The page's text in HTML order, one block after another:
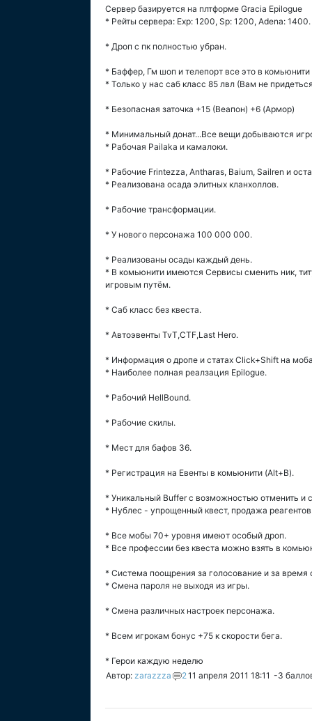
Сервер базируется на плтформе Gracia Epilogue
* Рейты сервера: Exp: 1200, Sp: 1200, Adena: 1400.
* Дроп с пк полностью убран.
* Баффер, Гм шоп и телепорт все это в комьюнити
* Только у нас саб класс 85 лвл (Вам не
* Безопасная заточка +15 (Веапон) +6 (Армор)
* Минимальный донат...Все вещи добываются
* Рабочая Pailaka и камалоки.
* Рабочие Frintezza, Antharas, Baium, Sailren и
* Реализована осада элитных кланхоллов.
* Рабочие трансформации.
* У нового персонажа 100 000 000.
* Реализованы осады каждый день.
* В комьюнити имеются Сервисы сменить ник,
игровым путём.
* Саб класс без квеста.
* Автоэвенты TvT,CTF,Last Hero.
* Информация о дропе и статах Сlick+Shift на
* Наиболее полная реалзация Epilogue.
* Рабочий HellBound.
* Рабочие скилы.
* Мест для бафов 36.
* Регистрация на Евенты в комьюнити (Alt+B).
* Уникальный Buffer с возможностью отменить и
* Нублес - упрощенный квест, продажа
* Bсе мобы 70+ уровня имеют особый дроп.
* Все профессии без квеста можно взять в
* Система поощрения за голосование и за время
* Смена пароля не выходя из игры.
* Смена различных настроек персонажа.
* Всем игрокам бонус +75 к скорости бега.
* Герои каждую неделю
Автор: zarazzza 211 апреля 2011 18:11 -3